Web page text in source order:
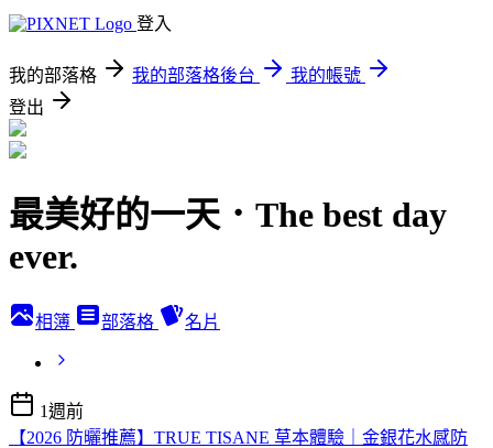
登入
我的部落格 我的部落格後台
我的帳號
登出
最美好的一天．The best day
ever.
相簿 部落格 名片
1週前
【2026 防曬推薦】TRUE TISANE 草本體驗｜金銀花水感防